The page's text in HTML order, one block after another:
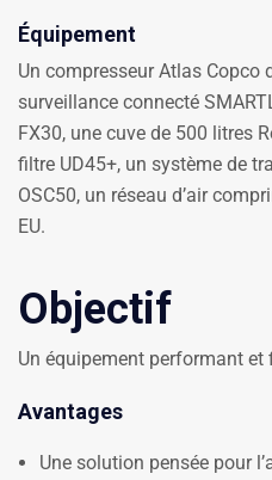
Équipement
Un compresseur Atlas Copco
surveillance connecté
FX30, une cuve de 500 litres
filtre UD45+, un système de
OSC50, un réseau d’air
EU.
Objectif
Un équipement performant et
Avantages
Une solution pensée pour